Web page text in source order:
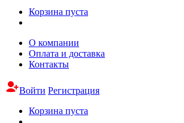
Корзина пуста
О компании
Оплата и доставка
Контакты
Войти Регистрация
Корзина пуста